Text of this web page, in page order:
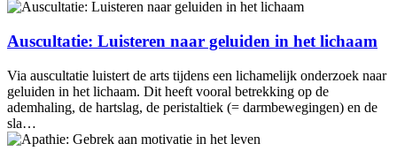
Auscultatie: Luisteren naar geluiden in het lichaam
Via auscultatie luistert de arts tijdens een lichamelijk onderzoek naar
geluiden in het lichaam. Dit heeft vooral betrekking op de
ademhaling, de hartslag, de peristaltiek (= darmbewegingen) en de
sla…